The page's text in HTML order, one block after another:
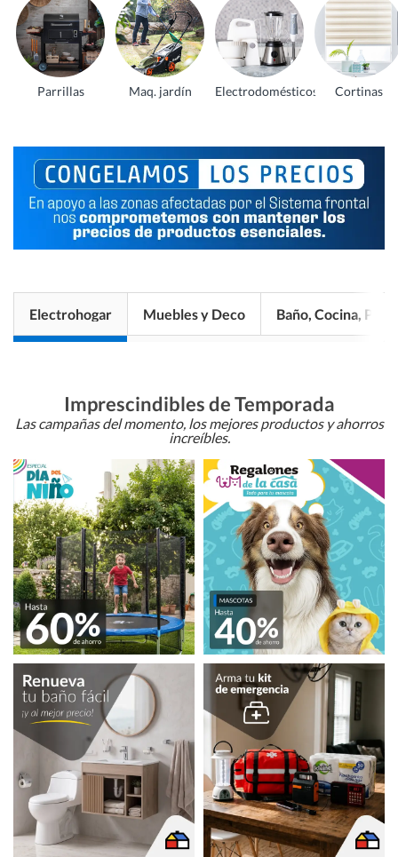
Parrillas Maq. jardín Electrodomésticos Cortinas
Electrohogar Muebles y Deco Baño, Cocina, Pisos
Imprescindibles de Temporada
Las campañas del momento, los mejores productos y ahorros
increíbles.